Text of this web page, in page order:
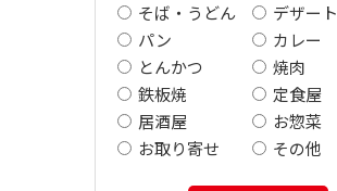
そば・うどん
デザート
パン
カレー
とんかつ
焼肉
鉄板焼
定食屋
居酒屋
お惣菜
お取り寄せ
その他